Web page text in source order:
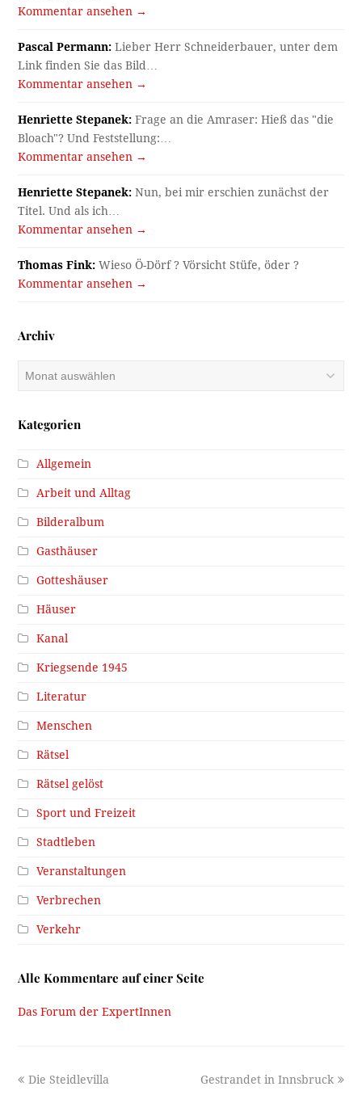
Kommentar ansehen →
Pascal Permann: Lieber Herr Schneiderbauer, unter dem
Link finden Sie das Bild…
Kommentar ansehen →
Henriette Stepanek: Frage an die Amraser: Hieß das "die
Bloach"? Und Feststellung:…
Kommentar ansehen →
Henriette Stepanek: Nun, bei mir erschien zunächst der
Titel. Und als ich…
Kommentar ansehen →
Thomas Fink: Wieso Ö-Dörf ? Vörsicht Stüfe, öder ?
Kommentar ansehen →
Archiv
Kategorien
Allgemein
Arbeit und Alltag
Bilderalbum
Gasthäuser
Gotteshäuser
Häuser
Kanal
Kriegsende 1945
Literatur
Menschen
Rätsel
Rätsel gelöst
Sport und Freizeit
Stadtleben
Veranstaltungen
Verbrechen
Verkehr
Alle Kommentare auf einer Seite
Das Forum der ExpertInnen
previous
Die Steidlevilla
next
Gestrandet in Innsbruck